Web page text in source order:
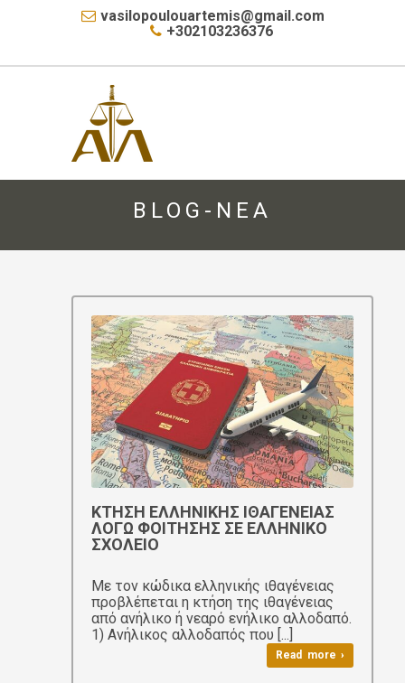
vasilopoulouartemis@gmail.com
+302103236376
BLOG-ΝΈΑ
ΚΤΗΣΗ ΕΛΛΗΝΙΚΗΣ ΙΘΑΓΕΝΕΙΑΣ
ΛΟΓΩ ΦΟΙΤΗΣΗΣ ΣΕ ΕΛΛΗΝΙΚΟ
ΣΧΟΛΕΙΟ
Με τον κώδικα ελληνικής ιθαγένειας
προβλέπεται η κτήση της ιθαγένειας
από ανήλικο ή νεαρό ενήλικο αλλοδαπό.
1) Ανήλικος αλλοδαπός που [...]
Read more ›